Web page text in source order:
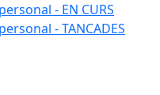
- EN CURS
- TANCADES